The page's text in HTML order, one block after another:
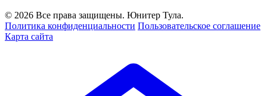
© 2026 Все права защищены. Юнитер Тула.
Политика конфиденциальности Пользовательское соглашение
Карта сайта